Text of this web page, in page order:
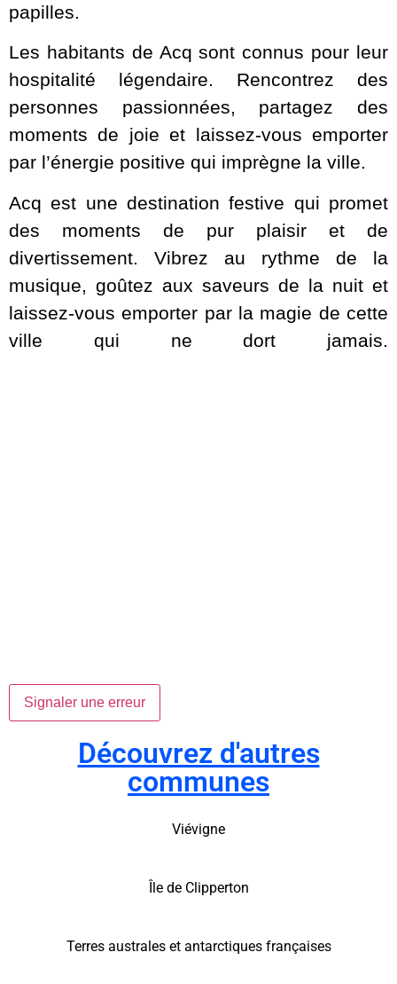
papilles.
Les habitants de Acq sont connus pour leur
hospitalité légendaire. Rencontrez des
personnes passionnées, partagez des
moments de joie et laissez-vous emporter
par l’énergie positive qui imprègne la ville.
Acq est une destination festive qui promet
des moments de pur plaisir et de
divertissement. Vibrez au rythme de la
musique, goûtez aux saveurs de la nuit et
laissez-vous emporter par la magie de cette
ville qui ne dort jamais.
Signaler une erreur
Découvrez d'autres
communes
Viévigne
Île de Clipperton
Terres australes et antarctiques françaises